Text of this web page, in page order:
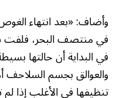
وأضاف: «بعد انتهاء
في منتصف البحر، فلفت
في البداية أن حالتها
والعوالق بجسم السلاحف
تنظيفها في الأغلب إذا